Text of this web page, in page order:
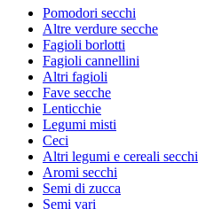
Pomodori secchi
Altre verdure secche
Fagioli borlotti
Fagioli cannellini
Altri fagioli
Fave secche
Lenticchie
Legumi misti
Ceci
Altri legumi e cereali secchi
Aromi secchi
Semi di zucca
Semi vari